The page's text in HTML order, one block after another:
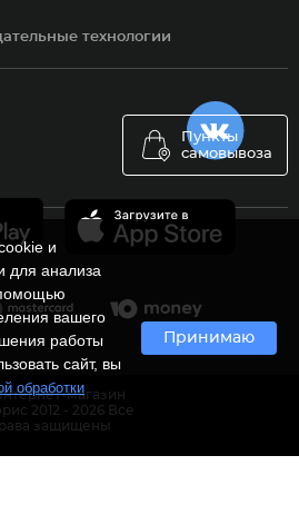
Пункты
самовывоза
технологии
и
для анализа
вашего
работы
сайт, вы
обработки
Принимаю
магазин
2012 - 2026 Все
защищены